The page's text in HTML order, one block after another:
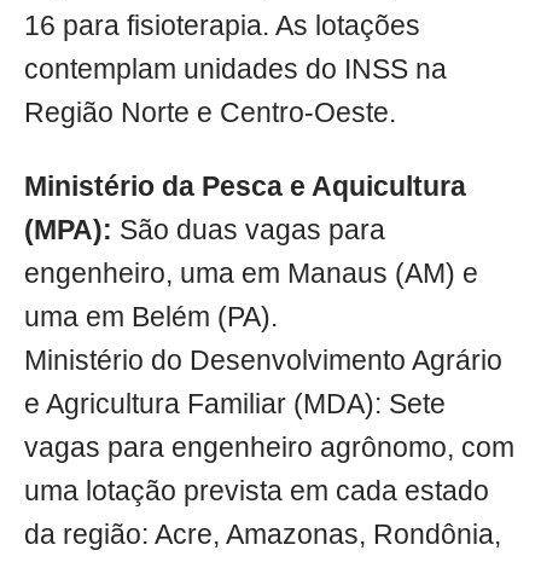
16 para fisioterapia. As lotações
contemplam unidades do INSS na
Região Norte e Centro-Oeste.
Ministério da Pesca e Aquicultura
(MPA): São duas vagas para
engenheiro, uma em Manaus (AM) e
uma em Belém (PA).
Ministério do Desenvolvimento Agrário
e Agricultura Familiar (MDA): Sete
vagas para engenheiro agrônomo, com
uma lotação prevista em cada estado
da região: Acre, Amazonas, Rondônia,